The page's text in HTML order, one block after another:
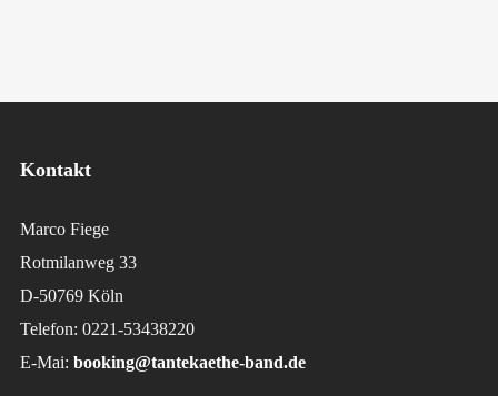
Kontakt
Marco Fiege
Rotmilanweg 33
D-50769 Köln
Telefon: 0221-53438220
E-Mai: booking@tantekaethe-band.de